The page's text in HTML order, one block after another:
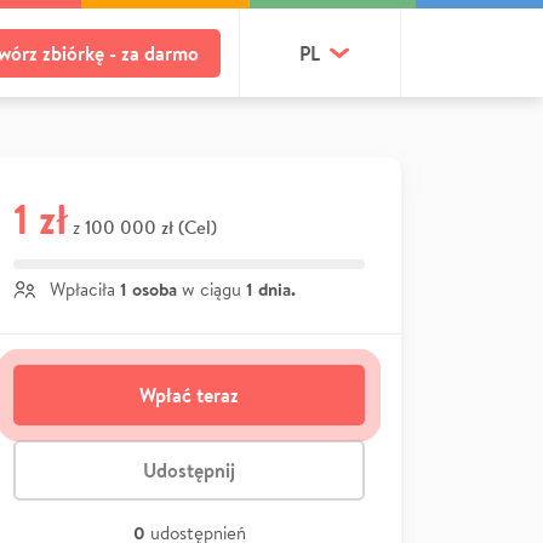
zbiórkę - za darmo PL
1 zł z 100 000 zł (Cel)
Wpłaciła 1 osoba w ciągu 1 dnia.
Wpłać teraz
Udostępnij
0 udostępnień